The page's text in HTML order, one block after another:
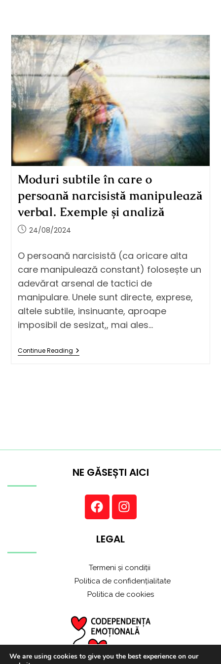
Moduri subtile în care o
persoană narcisistă manipulează
verbal. Exemple și analiză
24/08/2024
O persoană narcisistă (ca oricare alta
care manipulează constant) folosește un
adevărat arsenal de tactici de
manipulare. Unele sunt directe, exprese,
altele subtile, insinuante, aproape
imposibil de sesizat,, mai ales…
Continue Reading
LEGAL
Termeni și condiții
Politica de confidențialitate
Politica de cookies
NE GĂSEȘTI AICI
We are using cookies to give you the best experience on our